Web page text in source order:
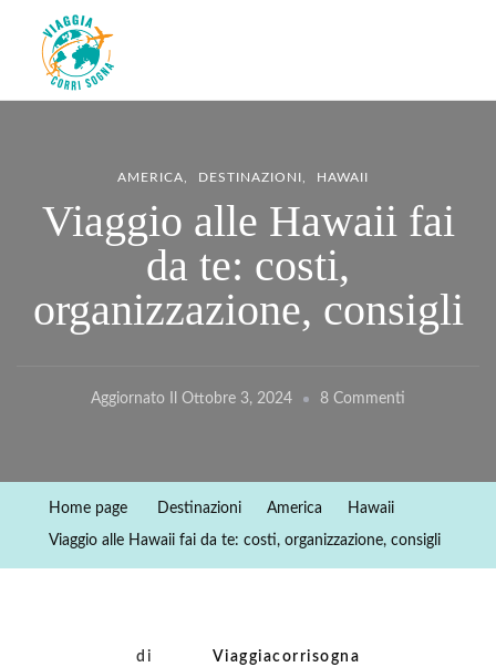
Viaggiacorrisogna – Blog di
viaggi e running
Viaggi zaino in spalla e corse in giro per il mondo
AMERICA DESTINAZIONI HAWAII
Viaggio alle Hawaii fai
da te: costi,
organizzazione, consigli
Aggiornato Il Ottobre 3, 2024 8 Commenti
Home page Destinazioni America Hawaii
Viaggio alle Hawaii fai da te: costi, organizzazione, consigli
di Viaggiacorrisogna